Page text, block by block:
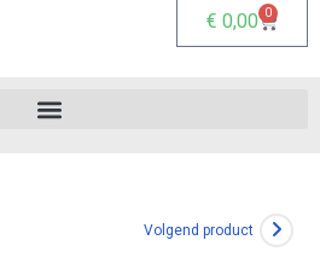
€ 0,00 0
Volgend product